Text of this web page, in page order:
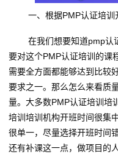
一、根据PMP认证培
在我们想要知道pmp认
要对这个PMP认证培训的课
需要全方面都能够达到比较
要求之一。那么怎么来看质
量。大多数PMP认证培训培
培训培训机构开班时间很集
很单一，尽量选择开班时间
还有补课这一点，做项目的